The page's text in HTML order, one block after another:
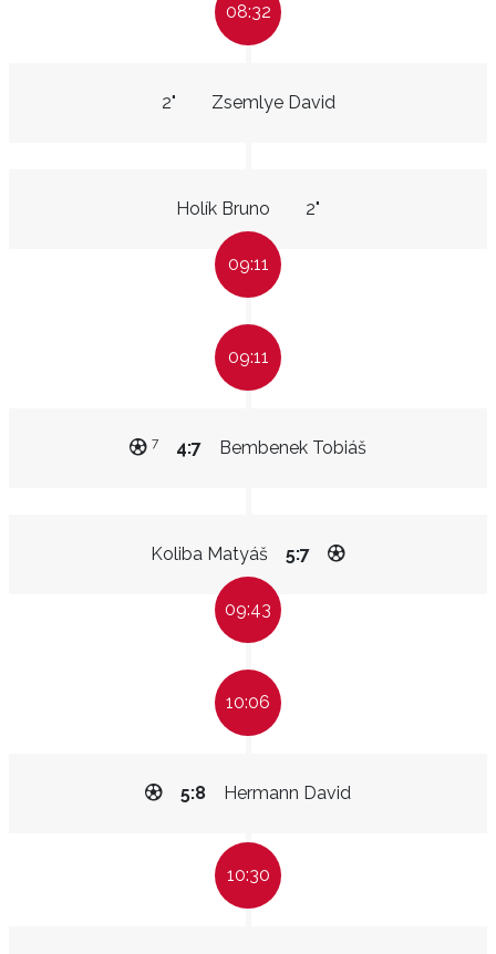
08:32
Zsemlye David
2"
Holík Bruno 2"
09:11
09:11
Bembenek Tobiáš
4:7
7
Koliba Matyáš 5:7
09:43
10:06
Hermann David
5:8
10:30